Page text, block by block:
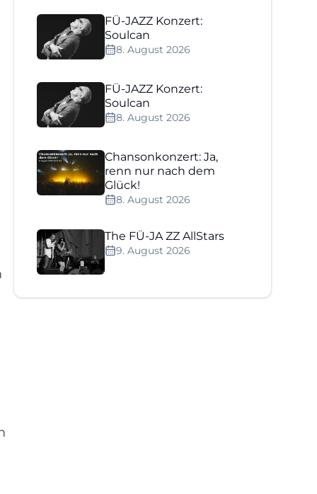
FÜ-JAZZ Konzert:
Soulcan
8. August 2026
FÜ-JAZZ Konzert:
Soulcan
8. August 2026
Chansonkonzert: Ja,
renn nur nach dem
Glück!
8. August 2026
The FÜ-JA ZZ AllStars
9. August 2026